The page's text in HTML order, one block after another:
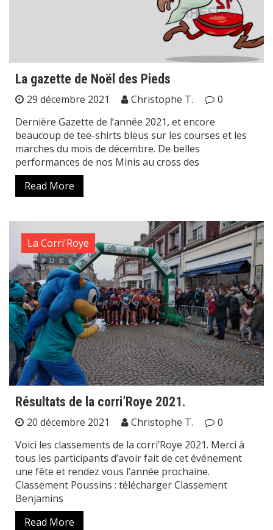
La gazette de Noël des Pieds
29 décembre 2021 Christophe T.
0
Dernière Gazette de l’année 2021, et encore
beaucoup de tee-shirts bleus sur les courses et les
marches du mois de décembre. De belles
performances de nos Minis au cross des
Read More
La Corri'Roye
Résultats de la corri’Roye 2021.
20 décembre 2021 Christophe T.
0
Voici les classements de la corri’Roye 2021. Merci à
tous les participants d’avoir fait de cet événement
une fête et rendez vous l’année prochaine.
Classement Poussins : télécharger Classement
Benjamins
Read More